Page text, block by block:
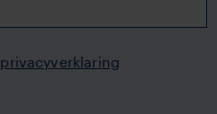
privacyverklaring